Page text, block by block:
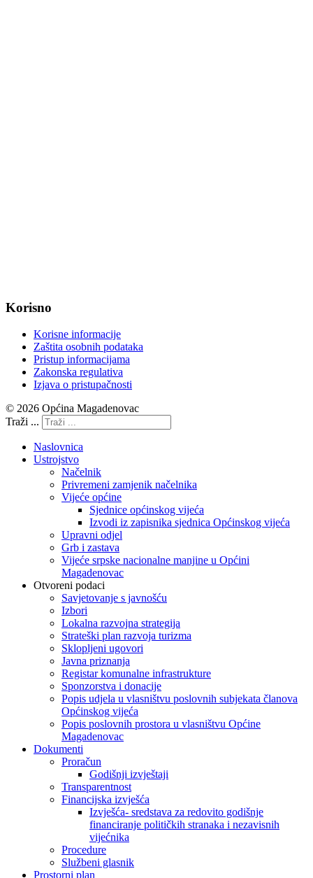
Korisno
Korisne informacije
Zaštita osobnih podataka
Pristup informacijama
Zakonska regulativa
Izjava o pristupačnosti
© 2026 Općina Magadenovac
Traži ...
Naslovnica
Ustrojstvo
Načelnik
Privremeni zamjenik načelnika
Vijeće općine
Sjednice općinskog vijeća
Izvodi iz zapisnika sjednica Općinskog vijeća
Upravni odjel
Grb i zastava
Vijeće srpske nacionalne manjine u Općini
Magadenovac
Otvoreni podaci
Savjetovanje s javnošću
Izbori
Lokalna razvojna strategija
Strateški plan razvoja turizma
Sklopljeni ugovori
Javna priznanja
Registar komunalne infrastrukture
Sponzorstva i donacije
Popis udjela u vlasništvu poslovnih subjekata članova
Općinskog vijeća
Popis poslovnih prostora u vlasništvu Općine
Magadenovac
Dokumenti
Proračun
Godišnji izvještaji
Transparentnost
Financijska izvješća
Izvješća- sredstava za redovito godišnje
financiranje političkih stranaka i nezavisnih
vijećnika
Procedure
Službeni glasnik
Prostorni plan